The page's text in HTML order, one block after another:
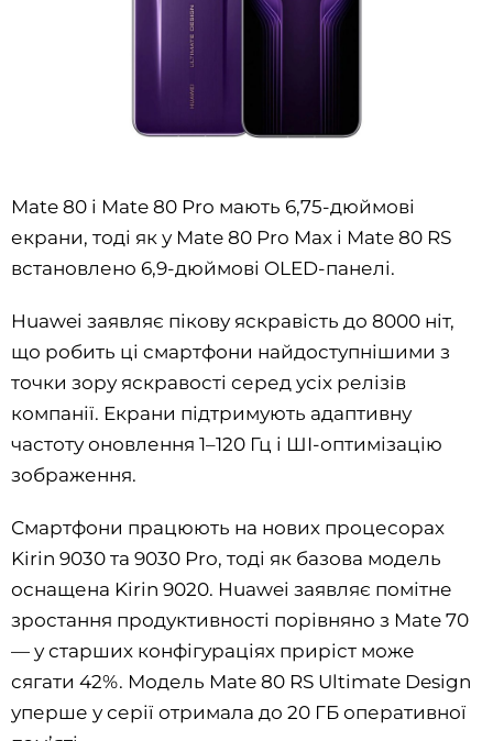
Mate 80 і Mate 80 Pro мають 6,75-дюймові
екрани, тоді як у Mate 80 Pro Max і Mate 80 RS
встановлено 6,9-дюймові OLED-панелі.
Huawei заявляє пікову яскравість до 8000 ніт,
що робить ці смартфони найдоступнішими з
точки зору яскравості серед усіх релізів
компанії. Екрани підтримують адаптивну
частоту оновлення 1–120 Гц і ШІ-оптимізацію
зображення.
Смартфони працюють на нових процесорах
Kirin 9030 та 9030 Pro, тоді як базова модель
оснащена Kirin 9020. Huawei заявляє помітне
зростання продуктивності порівняно з Mate 70
— у старших конфігураціях приріст може
сягати 42%. Модель Mate 80 RS Ultimate Design
уперше у серії отримала до 20 ГБ оперативної